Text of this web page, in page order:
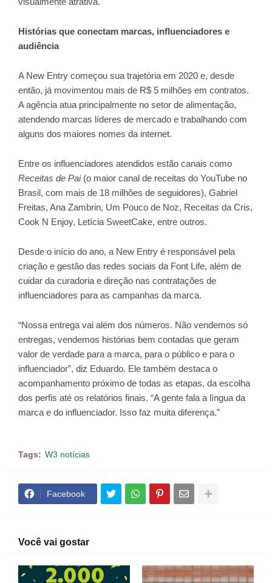
Histórias que conectam marcas, influenciadores e
audiência
A New Entry começou sua trajetória em 2020 e, desde
então, já movimentou mais de R$ 5 milhões em contratos.
A agência atua principalmente no setor de alimentação,
atendendo marcas líderes de mercado e trabalhando com
alguns dos maiores nomes da internet.
Entre os influenciadores atendidos estão canais como
Receitas de Pai(o maior canal de receitas do YouTube no
Brasil, com mais de 18 milhões de seguidores), Gabriel
Freitas, Ana Zambrin, Um Pouco de Noz, Receitas da Cris,
Cook N Enjoy, Letícia SweetCake, entre outros.
Desde o início do ano, a New Entry é responsável pela
criação e gestão das redes sociais da Font Life, além de
cuidar da curadoria e direção nas contratações de
influenciadores para as campanhas da marca.
“Nossa entrega vai além dos números. Não vendemos só
entregas, vendemos histórias bem contadas que geram
valor de verdade para a marca, para o público e para o
influenciador”, diz Eduardo. Ele também destaca o
acompanhamento próximo de todas as etapas, da escolha
dos perfis até os relatórios finais. “A gente fala a língua da
marca e do influenciador. Isso faz muita diferença.”
Tags: W3 notícias
Facebook
Você vai gostar